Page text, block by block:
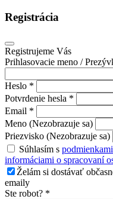
Registrácia
Registrujeme Vás
Prihlasovacie meno /
Heslo *
Potvrdenie hesla *
Email *
Meno (Nezobrazuje sa)
Priezvisko (Nezobrazuje sa)
Súhlasím s
informáciami o spracovaní
Želám si dostávať
emaily
Ste robot? *